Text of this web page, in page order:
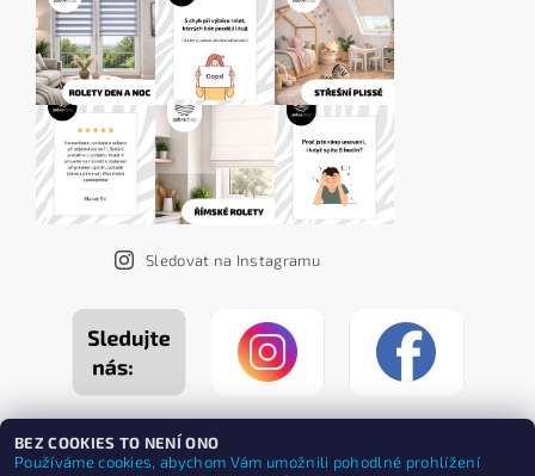
Sledovat na Instagramu
BEZ COOKIES TO NENÍ ONO
Používáme cookies, abychom Vám umožnili pohodlné prohlížení